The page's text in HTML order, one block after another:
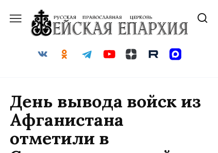
содержанию
День вывода войск из
Афганистана
отметили в